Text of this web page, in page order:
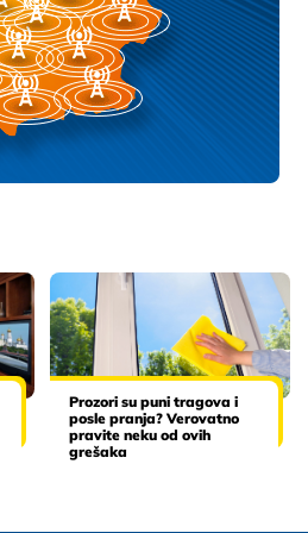
Prozori su puni tragova i
posle pranja? Verovatno
pravite neku od ovih
grešaka